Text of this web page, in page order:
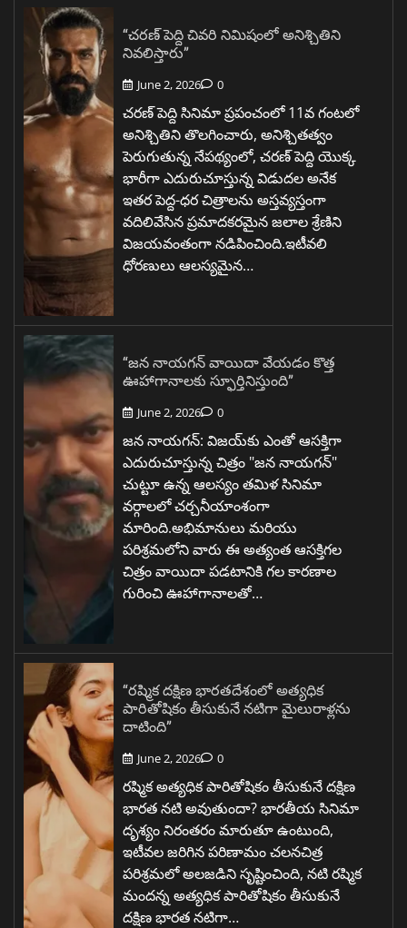
“చరణ్ పెద్ది చివరి నిమిషంలో అనిశ్చితిని
నివలిస్తారు”
June 2, 2026 0
చరణ్ పెద్ది సినిమా ప్రపంచంలో 11వ గంటలో
అనిశ్చితిని తొలగించారు, అనిశ్చితత్వం
పెరుగుతున్న నేపథ్యంలో, చరణ్ పెద్ది యొక్క
భారీగా ఎదురుచూస్తున్న విడుదల అనేక
ఇతర పెద్ద-ధర చిత్రాలను అస్తవ్యస్తంగా
వదిలివేసిన ప్రమాదకరమైన జలాల శ్రేణిని
విజయవంతంగా నడిపించింది.ఇటీవలి
ధోరణులు ఆలస్యమైన…
“జన నాయగన్ వాయిదా వేయడం కొత్త
ఊహాగానాలకు స్ఫూర్తినిస్తుంది”
June 2, 2026 0
జన నాయగన్: విజయ్‌కు ఎంతో ఆసక్తిగా
ఎదురుచూస్తున్న చిత్రం "జన నాయగన్"
చుట్టూ ఉన్న ఆలస్యం తమిళ సినిమా
వర్గాలలో చర్చనీయాంశంగా
మారింది.అభిమానులు మరియు
పరిశ్రమలోని వారు ఈ అత్యంత ఆసక్తిగల
చిత్రం వాయిదా పడటానికి గల కారణాల
గురించి ఊహాగానాలతో…
“రష్మిక దక్షిణ భారతదేశంలో అత్యధిక
పారితోషికం తీసుకునే నటిగా మైలురాళ్లను
దాటింది”
June 2, 2026 0
రష్మిక అత్యధిక పారితోషికం తీసుకునే దక్షిణ
భారత నటి అవుతుందా? భారతీయ సినిమా
దృశ్యం నిరంతరం మారుతూ ఉంటుంది,
ఇటీవల జరిగిన పరిణామం చలనచిత్ర
పరిశ్రమలో అలజడిని సృష్టించింది, నటి రష్మిక
మందన్న అత్యధిక పారితోషికం తీసుకునే
దక్షిణ భారత నటిగా…